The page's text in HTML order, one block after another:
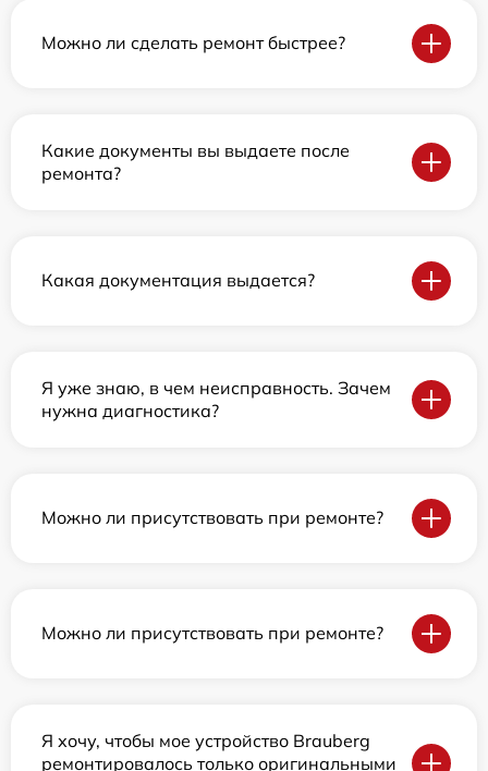
Можно ли сделать ремонт быстрее?
Какие документы вы выдаете после
ремонта?
Какая документация выдается?
Я уже знаю, в чем неисправность. Зачем
нужна диагностика?
Можно ли присутствовать при ремонте?
Можно ли присутствовать при ремонте?
Я хочу, чтобы мое устройство Brauberg
ремонтировалось только оригинальными